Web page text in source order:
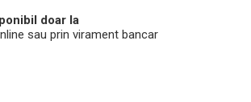
doar la
sau prin virament bancar